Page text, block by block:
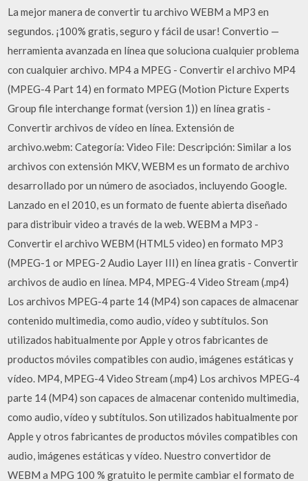
La mejor manera de convertir tu archivo WEBM a MP3 en
segundos. ¡100% gratis, seguro y fácil de usar! Convertio —
herramienta avanzada en línea que soluciona cualquier problema
con cualquier archivo. MP4 a MPEG - Convertir el archivo MP4
(MPEG-4 Part 14) en formato MPEG (Motion Picture Experts
Group file interchange format (version 1)) en línea gratis -
Convertir archivos de vídeo en línea. Extensión de
archivo.webm: Categoría: Video File: Descripción: Similar a los
archivos con extensión MKV, WEBM es un formato de archivo
desarrollado por un número de asociados, incluyendo Google.
Lanzado en el 2010, es un formato de fuente abierta diseñado
para distribuir video a través de la web. WEBM a MP3 -
Convertir el archivo WEBM (HTML5 video) en formato MP3
(MPEG-1 or MPEG-2 Audio Layer III) en línea gratis - Convertir
archivos de audio en línea. MP4, MPEG-4 Video Stream (.mp4)
Los archivos MPEG-4 parte 14 (MP4) son capaces de almacenar
contenido multimedia, como audio, vídeo y subtítulos. Son
utilizados habitualmente por Apple y otros fabricantes de
productos móviles compatibles con audio, imágenes estáticas y
vídeo. MP4, MPEG-4 Video Stream (.mp4) Los archivos MPEG-4
parte 14 (MP4) son capaces de almacenar contenido multimedia,
como audio, vídeo y subtítulos. Son utilizados habitualmente por
Apple y otros fabricantes de productos móviles compatibles con
audio, imágenes estáticas y vídeo. Nuestro convertidor de
WEBM a MPG 100 % gratuito le permite cambiar el formato de